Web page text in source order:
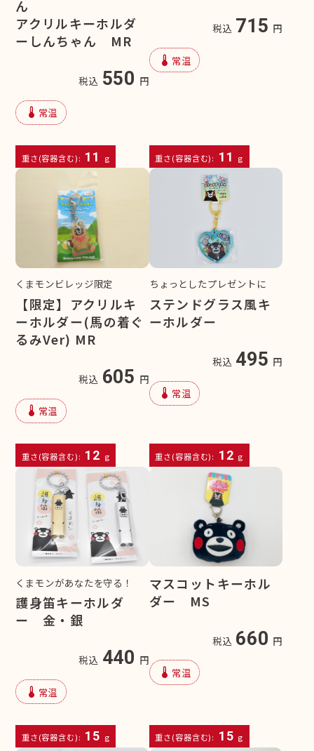
ん
アクリルキーホルダ
ーしんちゃん MR
税込 550 円
device_thermostat 常温
重さ(容器含む): 11 g
税込 715 円
device_thermostat 常温
重さ(容器含む): 11 g
くまモンビレッジ限定
【限定】アクリルキ
ーホルダー(馬の着ぐ
るみVer) MR
税込 605 円
device_thermostat 常温
重さ(容器含む): 12 g
ちょっとしたプレゼントに
ステンドグラス風キ
ーホルダー
税込 495 円
device_thermostat 常温
重さ(容器含む): 12 g
くまモンがあなたを守る！
護身笛キーホルダ
ー 金・銀
税込 440 円
device_thermostat 常温
重さ(容器含む): 15 g
マスコットキーホル
ダー MS
税込 660 円
device_thermostat 常温
重さ(容器含む): 15 g